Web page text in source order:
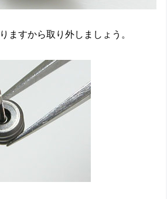
ますから取り外しましょう。